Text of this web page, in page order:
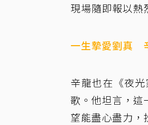
現場隨即報以熱
一生摯愛劉真
辛龍也在《夜
歌。他坦言，這
望能盡心盡力